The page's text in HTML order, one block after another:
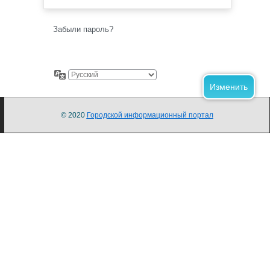
Забыли пароль?
© 2020 Городской информационный портал